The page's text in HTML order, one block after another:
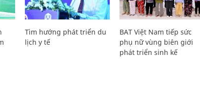
Tìm hướng phát triển du
lịch y tế
BAT Việt Nam tiếp sức
phụ nữ vùng biên giới
phát triển sinh kế